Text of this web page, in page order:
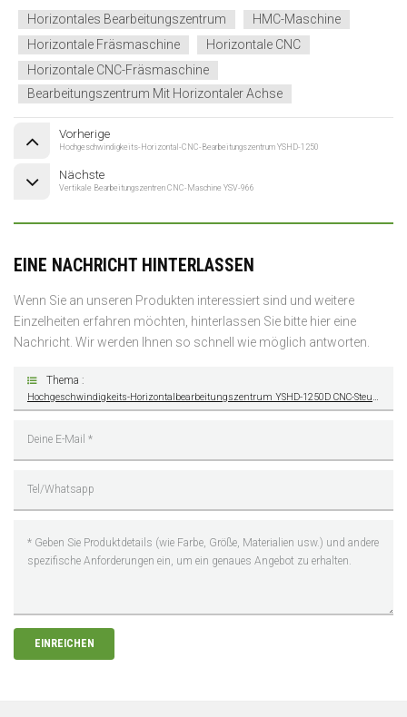
Horizontales Bearbeitungszentrum
HMC-Maschine
Horizontale Fräsmaschine
Horizontale CNC
Horizontale CNC-Fräsmaschine
Bearbeitungszentrum Mit Horizontaler Achse
Vorherige
Hochgeschwindigkeits-Horizontal-CNC-Bearbeitungszentrum YSHD-1250
Nächste
Vertikale Bearbeitungszentren CNC-Maschine YSV-966
EINE NACHRICHT HINTERLASSEN
Wenn Sie an unseren Produkten interessiert sind und weitere
Einzelheiten erfahren möchten, hinterlassen Sie bitte hier eine
Nachricht. Wir werden Ihnen so schnell wie möglich antworten.
Thema :
EINREICHEN